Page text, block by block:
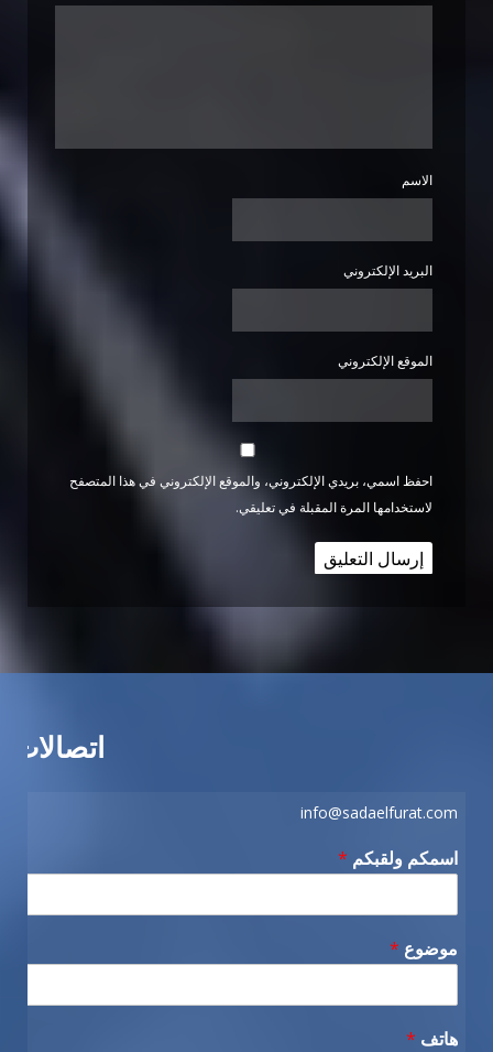
الاسم
البريد الإلكتروني
الموقع الإلكتروني
احفظ اسمي، بريدي الإلكتروني، والموقع الإلكتروني في هذا المتصفح
لاستخدامها المرة المقبلة في تعليقي.
اتصالات
info@sadaelfurat.com
اسمكم ولقبكم *
موضوع *
هاتف *